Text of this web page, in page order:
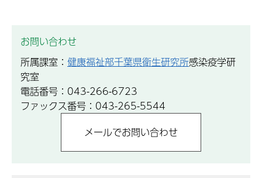
お問い合わせ
所属課室： 健康福祉部千葉県衛生研究所感染疫学研
究室
電話番号：043-266-6723
ファックス番号：043-265-5544